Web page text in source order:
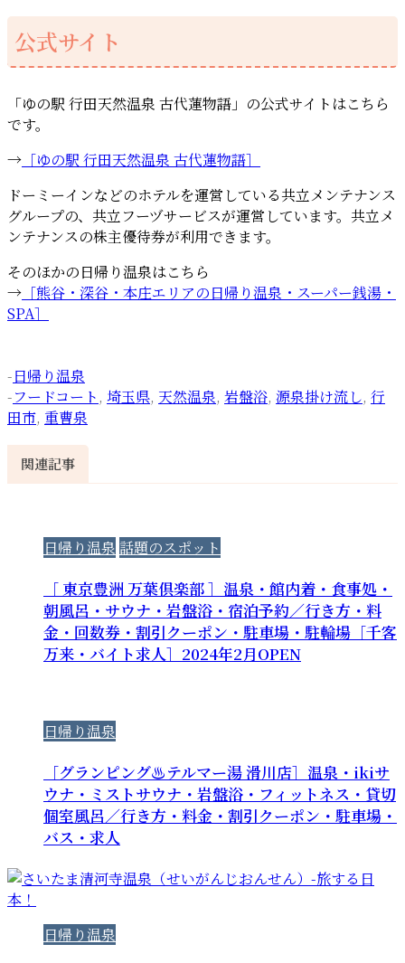
公式サイト
「ゆの駅 行田天然温泉 古代蓮物語」の公式サイトはこちら
です。
→ ［ゆの駅 行田天然温泉 古代蓮物語］
ドーミーインなどのホテルを運営している共立メンテナンス
グループの、共立フーヅサービスが運営しています。共立メ
ンテナンスの株主優待券が利用できます。
そのほかの日帰り温泉はこちら
→ ［熊谷・深谷・本庄エリアの日帰り温泉・スーパー銭湯・
SPA］
-日帰り温泉
-フードコート , 埼玉県, 天然温泉, 岩盤浴, 源泉掛け流し, 行
田市, 重曹泉
関連記事
日帰り温泉 話題のスポット
［ 東京豊洲 万葉倶楽部 ］温泉・館内着・食事処・
朝風呂・サウナ・岩盤浴・宿泊予約／行き方・料
金・回数券・割引クーポン・駐車場・駐輪場［千客
万来・バイト求人］2024年2月OPEN
日帰り温泉
［グランピング♨テルマー湯 滑川店］温泉・ikiサ
ウナ・ミストサウナ・岩盤浴・フィットネス・貸切
個室風呂／行き方・料金・割引クーポン・駐車場・
バス・求人
日帰り温泉